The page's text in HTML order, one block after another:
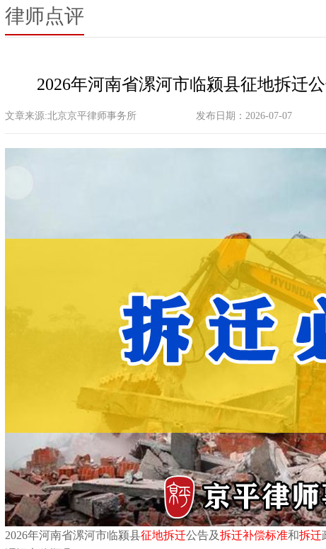
律师点评
2026年河南省漯河市临颍县征地拆迁
文章来源:北京京平律师事务所 发布日期：2026-07-07
2026年河南省漯河市临颍县征地拆迁公告及拆迁补偿标准和拆迁